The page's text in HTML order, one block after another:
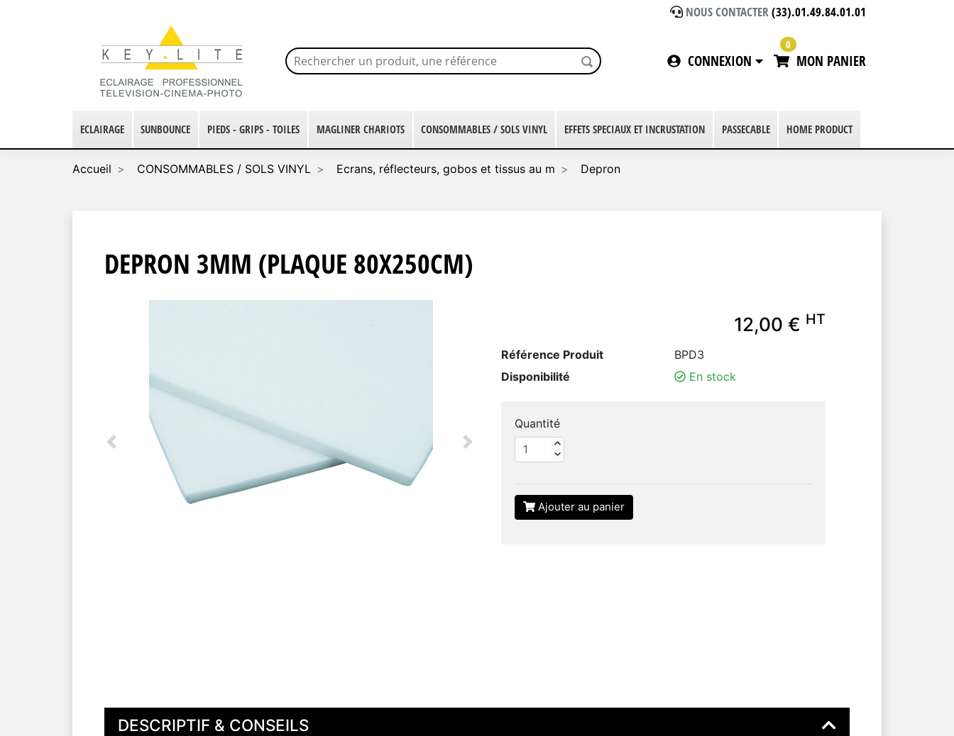
NOUS CONTACTER(33).01.49.84.01.01
CONNEXION
0
MON PANIER
ECLAIRAGE SUNBOUNCE PIEDS - GRIPS - TOILES MAGLINER CHARIOTS CONSOMMABLES / SOLS VINYL EFFETS SPECIAUX ET INCRUSTATION PASSECABLE HOME PRODUCT
Accueil CONSOMMABLES / SOLS VINYL Ecrans, réflecteurs, gobos et tissus au m Depron
DEPRON 3MM (PLAQUE 80X250CM)
Previous Next
12,00 € HT
Référence Produit
BPD3
Disponibilité
En stock
Quantité
Ajouter au panier
DESCRIPTIF & CONSEILS